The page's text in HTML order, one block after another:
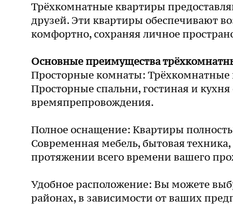
Трёхкомнатные квартиры
друзей. Эти квартиры обеспечивают
комфортно, сохраняя личное
Основные преимущества
Просторные комнаты: Трёхкомнатные
Просторные спальни, гостиная и
времяпрепровождения.
Полное оснащение: Квартиры
Современная мебель, бытовая
протяжении всего времени вашего
Удобное расположение: Вы можете
районах, в зависимости от ваших